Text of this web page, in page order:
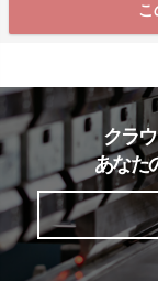
こ
クラ
あなた